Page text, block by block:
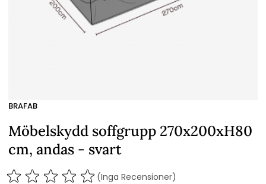
BRAFAB
Möbelskydd soffgrupp 270x200xH80
cm, andas - svart
(Inga Recensioner)